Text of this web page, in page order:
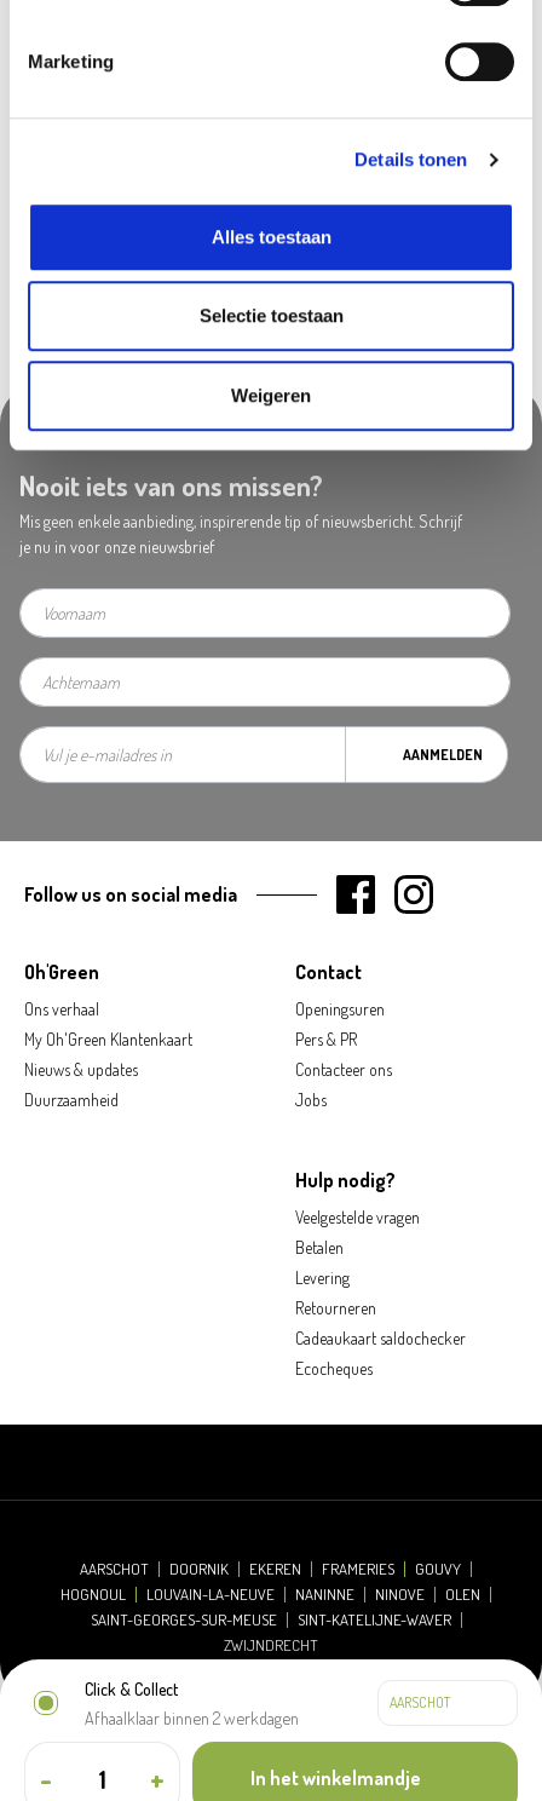
Marketing
Details tonen
Alles toestaan
Selectie toestaan
Weigeren
Click & Collect
Afhaalklaar binnen 2 werkdagen
+
- In het winkelmandje
Gouvy
In stock
Saint-Georges
In stock
Nooit iets van ons missen?
Mis geen enkele aanbieding, inspirerende tip of nieuwsbericht. Schrijf
je nu in voor onze nieuwsbrief
AANMELDEN
Oh'Green
Ons verhaal
My Oh'Green Klantenkaart
Nieuws & updates
Duurzaamheid
Contact
Openingsuren
Pers & PR
Contacteer ons
Jobs
Hulp nodig?
Veelgestelde vragen
Betalen
Levering
Retourneren
Cadeaukaart saldochecker
Ecocheques
Follow us on social media
AARSCHOT DOORNIK EKEREN FRAMERIES
GOUVY
HOGNOUL
LOUVAIN-LA-NEUVE NANINNE NINOVE
OLEN
SAINT-GEORGES-SUR-MEUSE
SINT-KATELIJNE-WAVER
ZWIJNDRECHT
© 2026 Oh'Green
Cookieverklaring
Algemene verkoopsvoorwaarden